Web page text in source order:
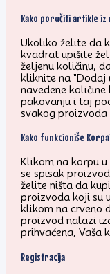
Kako poručiti artikle iz
Ukoliko želite da
kvadrat upišite
željenu količinu,
kliknite na "Dodaj
navedene
pakovanju i taj
svakog proizvoda
Kako funkcioniše
Klikom na korpu
se spisak
želite ništa da
proizvoda koji su
klikom na crveno
proizvod nalazi
prihvaćena, Vaša
Registracija